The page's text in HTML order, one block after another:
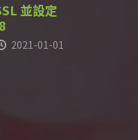
並設定
2021-01-01